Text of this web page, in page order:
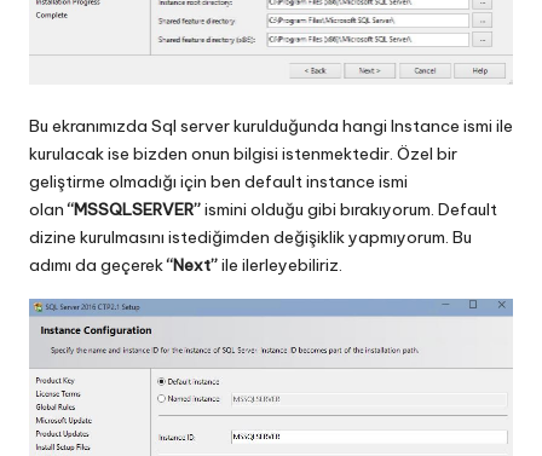
Bu ekranımızda Sql server kurulduğunda hangi Instance ismi ile
kurulacak ise bizden onun bilgisi istenmektedir. Özel bir
geliştirme olmadığı için ben default instance ismi
olan“MSSQLSERVER”ismini olduğu gibi bırakıyorum. Default
dizine kurulmasını istediğimden değişiklik yapmıyorum. Bu
adımı da geçerek“Next”ile ilerleyebiliriz.